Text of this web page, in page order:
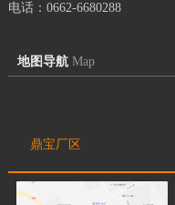
电话：0662-6680288
地图导航 Map
鼎宝厂区